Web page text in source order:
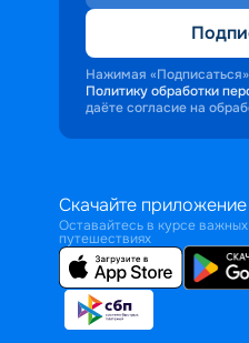
Нажимая
Политику обработки
даёте согласие на
Скачайте приложение
Оставайтесь в курсе
путешествиях